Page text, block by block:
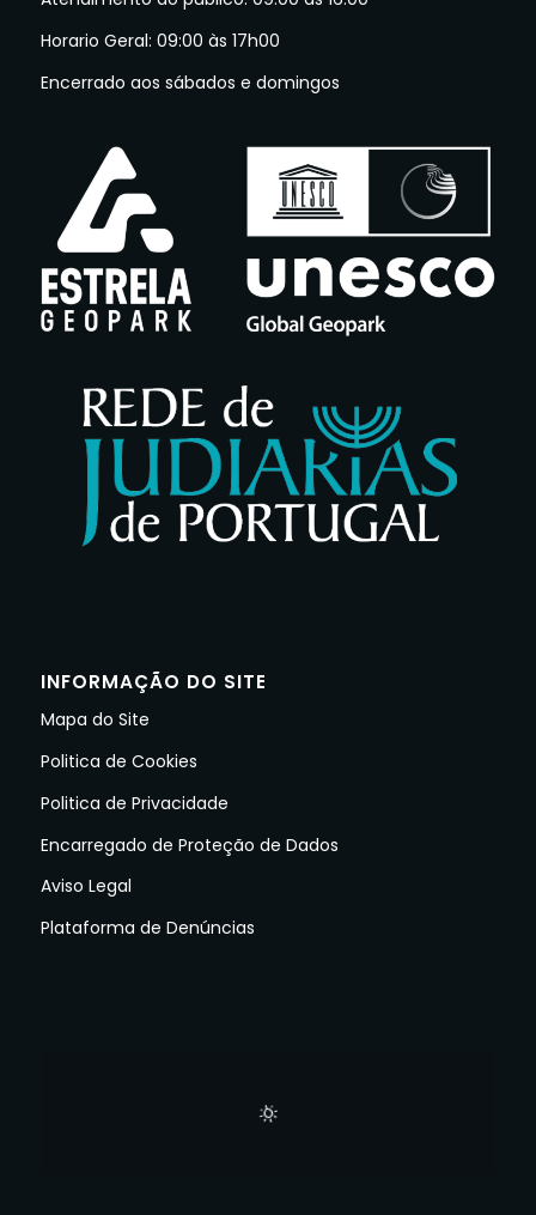
Horario Geral: 09:00 às 17h00
Encerrado aos sábados e domingos
INFORMAÇÃO DO SITE
Mapa do Site
Politica de Cookies
Politica de Privacidade
Encarregado de Proteção de Dados
Aviso Legal
Plataforma de Denúncias